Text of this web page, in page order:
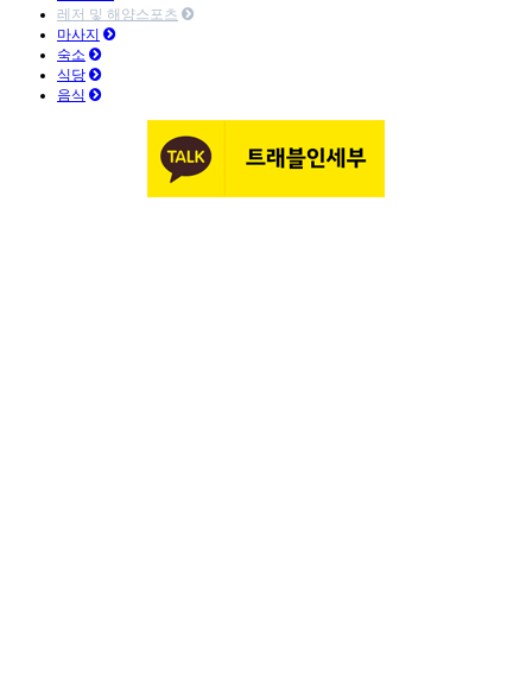
레저 및 해양스포츠
마사지
숙소
식당
음식